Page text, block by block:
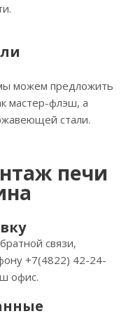
можем предложить
мастер-флэш, а
стали.
печи
связи,
+7(4822) 42-24-
офис.